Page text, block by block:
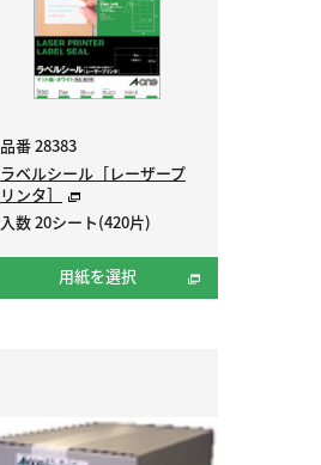
品番 28383
ラベルシール［レーザープ
リンタ］
入数 20シート(420片)
用紙を選択